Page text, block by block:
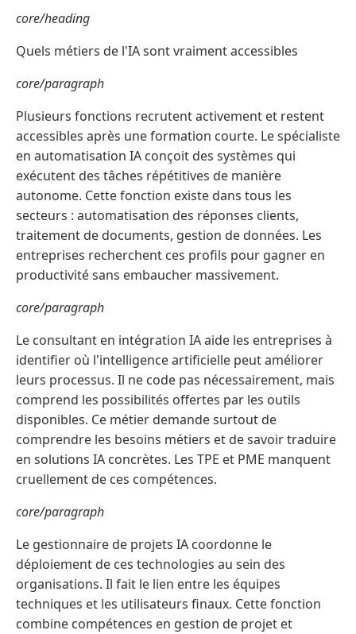
core/heading
Quels métiers de l'IA sont vraiment accessibles
core/paragraph
Plusieurs fonctions recrutent activement et restent
accessibles après une formation courte. Le spécialiste
en automatisation IA conçoit des systèmes qui
exécutent des tâches répétitives de manière
autonome. Cette fonction existe dans tous les
secteurs : automatisation des réponses clients,
traitement de documents, gestion de données. Les
entreprises recherchent ces profils pour gagner en
productivité sans embaucher massivement.
core/paragraph
Le consultant en intégration IA aide les entreprises à
identifier où l'intelligence artificielle peut améliorer
leurs processus. Il ne code pas nécessairement, mais
comprend les possibilités offertes par les outils
disponibles. Ce métier demande surtout de
comprendre les besoins métiers et de savoir traduire
en solutions IA concrètes. Les TPE et PME manquent
cruellement de ces compétences.
core/paragraph
Le gestionnaire de projets IA coordonne le
déploiement de ces technologies au sein des
organisations. Il fait le lien entre les équipes
techniques et les utilisateurs finaux. Cette fonction
combine compétences en gestion de projet et